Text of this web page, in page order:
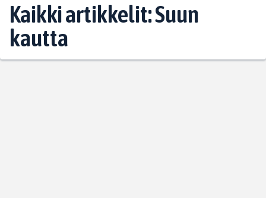
Kaikki artikkelit: Suun
kautta